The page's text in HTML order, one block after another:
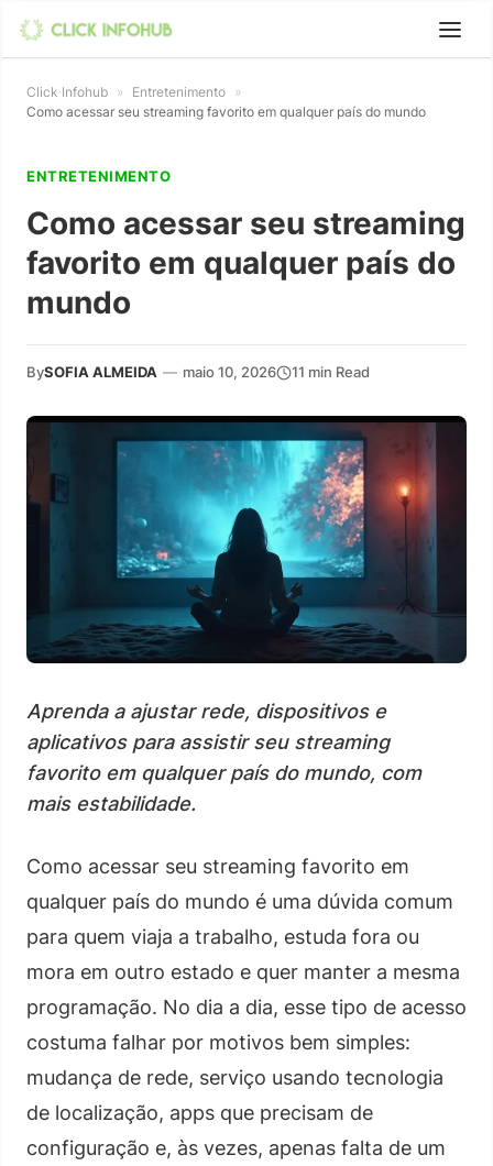
Click Infohub » Entretenimento »
Como acessar seu streaming favorito em qualquer país do mundo
ENTRETENIMENTO
Como acessar seu streaming
favorito em qualquer país do
mundo
BySOFIA ALMEIDA — maio 10, 2026 11 min Read
Aprenda a ajustar rede, dispositivos e
aplicativos para assistir seu streaming
favorito em qualquer país do mundo, com
mais estabilidade.
Como acessar seu streaming favorito em
qualquer país do mundo é uma dúvida comum
para quem viaja a trabalho, estuda fora ou
mora em outro estado e quer manter a mesma
programação. No dia a dia, esse tipo de acesso
costuma falhar por motivos bem simples:
mudança de rede, serviço usando tecnologia
de localização, apps que precisam de
configuração e, às vezes, apenas falta de um